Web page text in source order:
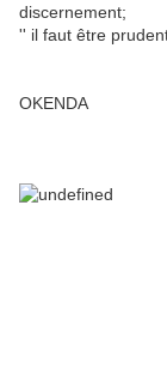
discernement;
'' il faut être
Par
OKENDA